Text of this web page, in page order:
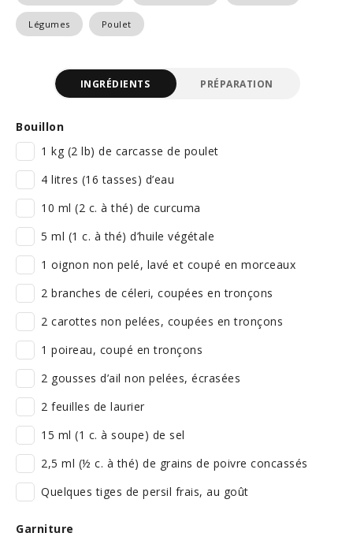
Légumes Poulet
INGRÉDIENTS PRÉPARATION
Bouillon
1 kg (2 lb) de carcasse de poulet
4 litres (16 tasses) d’eau
10 ml (2 c. à thé) de curcuma
5 ml (1 c. à thé) d’huile végétale
1 oignon non pelé, lavé et coupé en morceaux
2 branches de céleri, coupées en tronçons
2 carottes non pelées, coupées en tronçons
1 poireau, coupé en tronçons
2 gousses d’ail non pelées, écrasées
2 feuilles de laurier
15 ml (1 c. à soupe) de sel
2,5 ml (½ c. à thé) de grains de poivre concassés
Quelques tiges de persil frais, au goût
Garniture